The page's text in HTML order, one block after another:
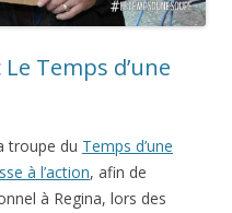
Temps d’une
troupe du Temps d’une
à l’action, afin de
à Regina, lors des